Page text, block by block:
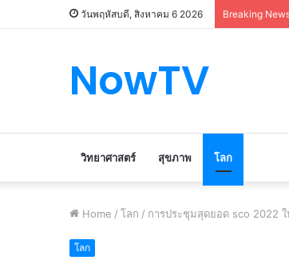
วันพฤหัสบดี, สิงหาคม 6 2026 Breaking
NowTV
วิทยาศาสตร์ สุขภาพ โลก
Home / โลก / การประชุมสุดยอด sco 2022
โลก